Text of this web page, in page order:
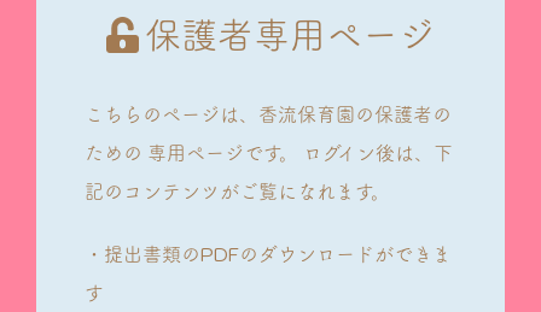
保護者専用ページ
こちらのページは、香流保育園の保護者の
ための 専用ページです。
ログイン後は、下
記のコンテンツがご覧になれます。
・提出書類のPDFのダウンロードができま
す